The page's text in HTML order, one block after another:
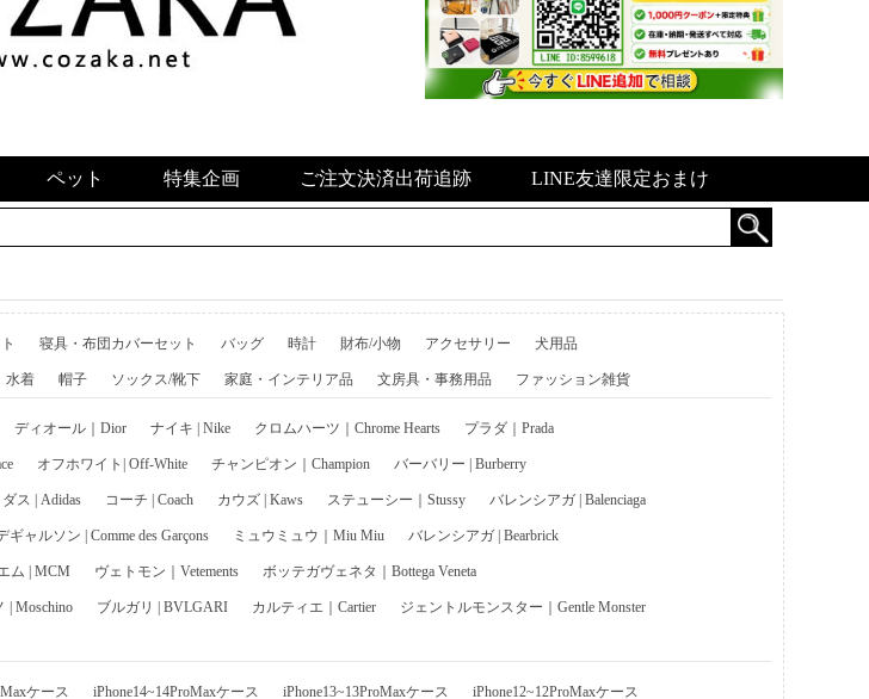
ペット 特集企画 ご注文決済出荷追跡 LINE友達限定おまけ
寝具・布団カバーセット バッグ 時計 財布/小物 アクセサリー 犬用品
水着 帽子 ソックス/靴下 家庭・インテリア品 文房具・事務用品 ファッション雑貨
ディオール｜Dior ナイキ | Nike クロムハーツ｜Chrome Hearts プラダ｜Prada
オフホワイト| Off-White チャンピオン｜Champion バーバリー | Burberry
ス | Adidas コーチ | Coach カウズ | Kaws ステューシー｜Stussy バレンシアガ | Balenciaga
ギャルソン | Comme des Garçons ミュウミュウ｜Miu Miu バレンシアガ | Bearbrick
ム | MCM ヴェトモン｜Vetements ボッテガヴェネタ｜Bottega Veneta
| Moschino ブルガリ | BVLGARI カルティエ｜Cartier ジェントルモンスター｜Gentle Monster
ケース iPhone14~14ProMaxケース iPhone13~13ProMaxケース iPhone12~12ProMaxケース